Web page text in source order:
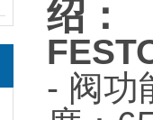
绍：
- 阀功